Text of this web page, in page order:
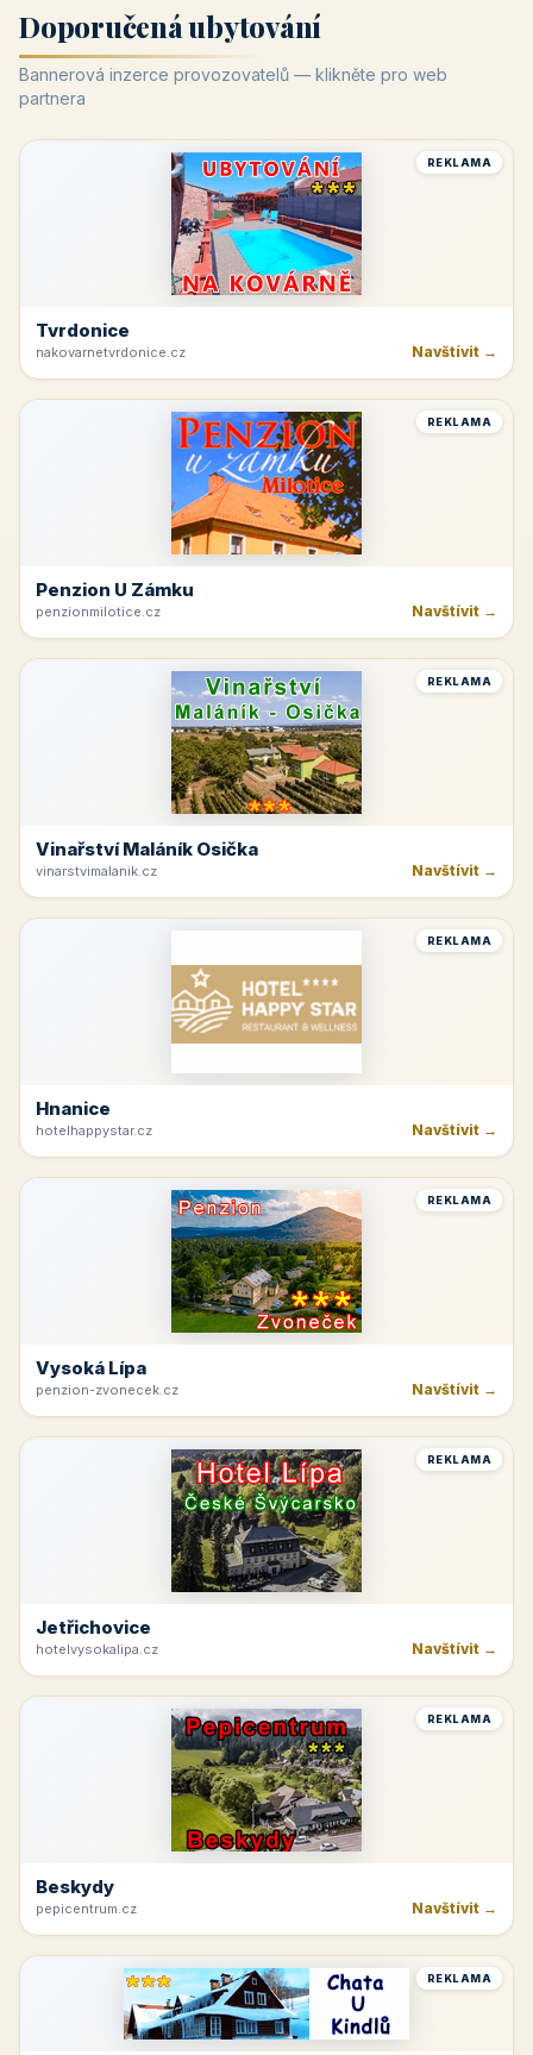
Doporučená ubytování
Bannerová inzerce provozovatelů — klikněte pro web
partnera
REKLAMA
Tvrdonice
nakovarnetvrdonice.cz Navštívit →
REKLAMA
Penzion U Zámku
penzionmilotice.cz Navštívit →
REKLAMA
Vinařství Maláník Osička
vinarstvimalanik.cz Navštívit →
REKLAMA
Hnanice
hotelhappystar.cz Navštívit →
REKLAMA
Vysoká Lípa
penzion-zvonecek.cz Navštívit →
REKLAMA
Jetřichovice
hotelvysokalipa.cz Navštívit →
REKLAMA
Beskydy
pepicentrum.cz Navštívit →
REKLAMA